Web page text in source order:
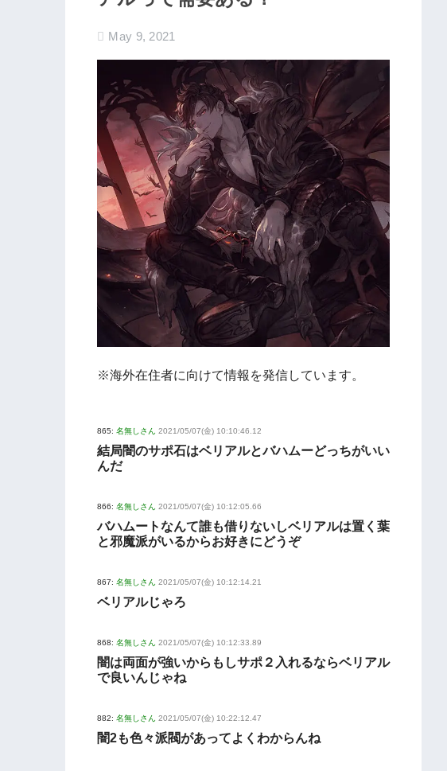
May 9, 2021
※海外在住者に向けて情報を発信しています。
865: 名無しさん 2021/05/07(金) 10:10:46.12
結局闇のサポ石はベリアルとバハムーどっちがいい
んだ
866: 名無しさん 2021/05/07(金) 10:12:05.66
バハムートなんて誰も借りないしベリアルは置く葉
と邪魔派がいるからお好きにどうぞ
867: 名無しさん 2021/05/07(金) 10:12:14.21
ベリアルじゃろ
868: 名無しさん 2021/05/07(金) 10:12:33.89
闇は両面が強いからもしサポ２入れるならベリアル
で良いんじゃね
882: 名無しさん 2021/05/07(金) 10:22:12.47
闇2も色々派閥があってよくわからんね